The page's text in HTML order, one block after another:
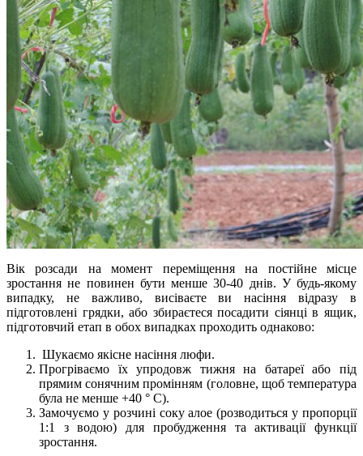
Вік розсади на момент переміщення на постійне місце
зростання не повинен бути менше 30-40 днів. У будь-якому
випадку, не важливо, висіваєте ви насіння відразу в
підготовлені грядки, або збираєтеся посадити сіянці в ящик,
підготовчий етап в обох випадках проходить однаково:
Шукаємо якісне насіння люфи.
Прогріваємо їх упродовж тижня на батареї або під
прямим сонячним промінням (головне, щоб температура
була не менше +40 ° C).
Замочуємо у розчині соку алое (розводиться у пропорції
1:1 з водою) для пробудження та активації функції
зростання.